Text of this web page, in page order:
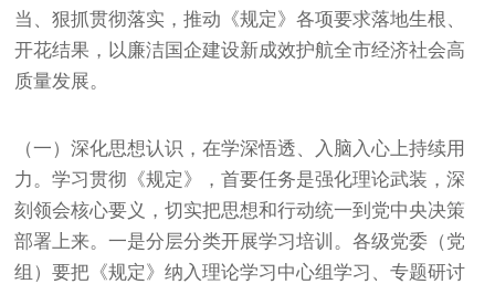
当、狠抓贯彻落实，推动《规定》各项要求落地生根、
开花结果，以廉洁国企建设新成效护航全市经济社会高
质量发展。
（一）深化思想认识，在学深悟透、入脑入心上持续用
力。学习贯彻《规定》，首要任务是强化理论武装，深
刻领会核心要义，切实把思想和行动统一到党中央决策
部署上来。一是分层分类开展学习培训。各级党委（党
组）要把《规定》纳入理论学习中心组学习、专题研讨